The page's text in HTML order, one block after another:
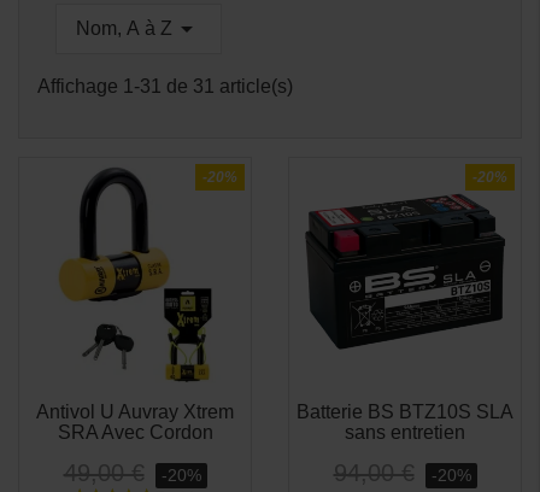
Nom, A à Z 
Affichage 1-31 de 31 article(s)
-20%
Antivol U Auvray Xtrem
SRA Avec Cordon
49,00 € -20%
-20%
Batterie BS BTZ10S SLA
sans entretien
94,00 € -20%
APERÇU
RAPIDE
 APERÇU
RAPIDE